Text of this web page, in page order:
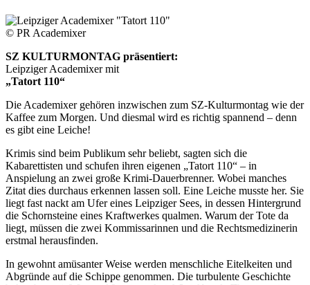
© PR Academixer
SZ KULTURMONTAG präsentiert:
Leipziger Academixer mit
„Tatort 110“
Die Academixer gehören inzwischen zum SZ-Kulturmontag wie der
Kaffee zum Morgen. Und diesmal wird es richtig spannend – denn
es gibt eine Leiche!
Krimis sind beim Publikum sehr beliebt, sagten sich die
Kabarettisten und schufen ihren eigenen „Tatort 110“ – in
Anspielung an zwei große Krimi-Dauerbrenner. Wobei manches
Zitat dies durchaus erkennen lassen soll. Eine Leiche musste her. Sie
liegt fast nackt am Ufer eines Leipziger Sees, in dessen Hintergrund
die Schornsteine eines Kraftwerkes qualmen. Warum der Tote da
liegt, müssen die zwei Kommissarinnen und die Rechtsmedizinerin
erstmal herausfinden.
In gewohnt amüsanter Weise werden menschliche Eitelkeiten und
Abgründe auf die Schippe genommen. Die turbulente Geschichte